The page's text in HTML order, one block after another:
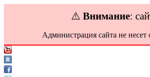
⚠️ Внимание:
Администрация сайта не